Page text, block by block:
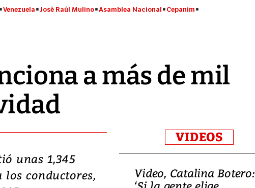
Venezuela José Raúl Mulino Asamblea Nacional Cepanim
a más de mil
unas 1,345
los conductores,
VIDEOS
Japón: Terremoto
Video, Catalina Botero: